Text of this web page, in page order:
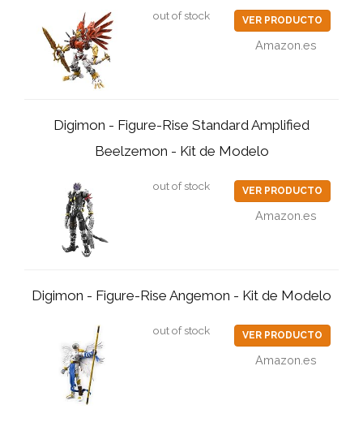
out of stock VER PRODUCTO
Amazon.es
Digimon - Figure-Rise Standard Amplified
Beelzemon - Kit de Modelo
out of stock VER PRODUCTO
Amazon.es
Digimon - Figure-Rise Angemon - Kit de Modelo
out of stock VER PRODUCTO
Amazon.es